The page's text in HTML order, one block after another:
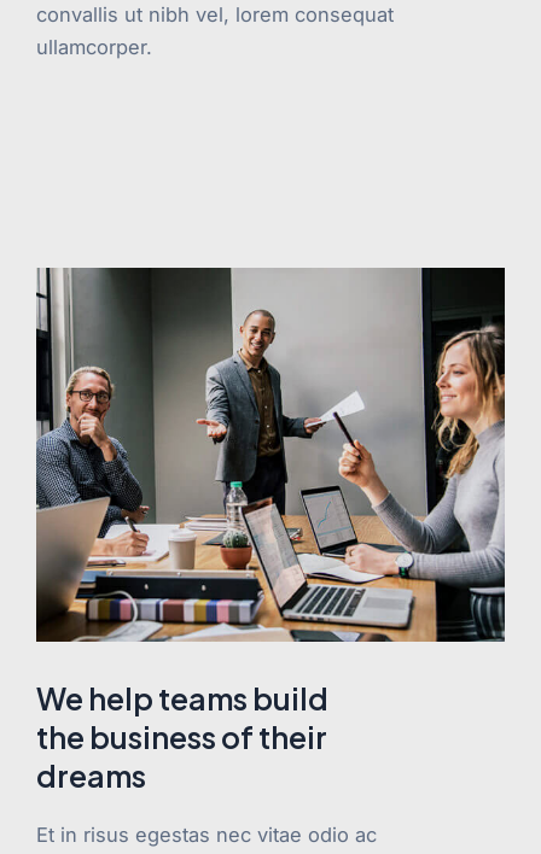
convallis ut nibh vel, lorem consequat
ullamcorper.
We help teams build
the business of their
dreams
Et in risus egestas nec vitae odio ac